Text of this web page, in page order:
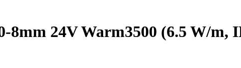
24V Warm3500 (6.5 W/m,